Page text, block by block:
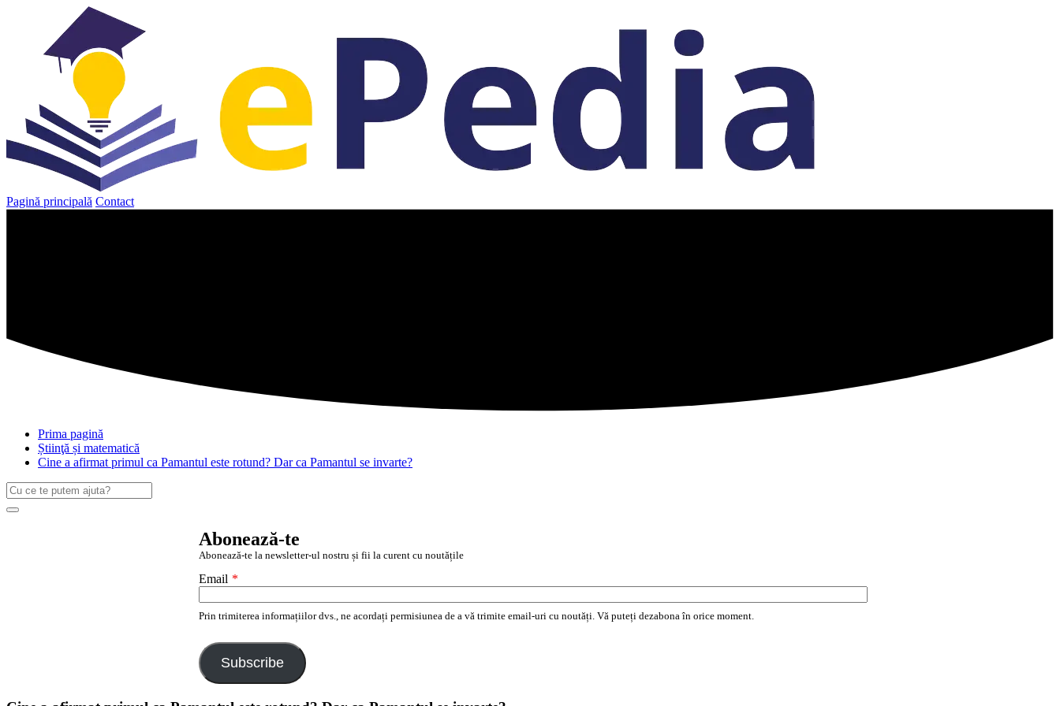
Pagină principală Contact
Prima pagină
Știinţă și matematică
Cine a afirmat primul ca Pamantul este rotund? Dar ca Pamantul se invarte?
Caută
după:
Search
Abonează-te
Abonează-te la newsletter-ul nostru și fii la curent cu noutățile
Email *
Prin trimiterea informațiilor dvs., ne acordați permisiunea de a vă trimite email-uri cu noutăți. Vă puteți dezabona în orice moment.
Subscribe